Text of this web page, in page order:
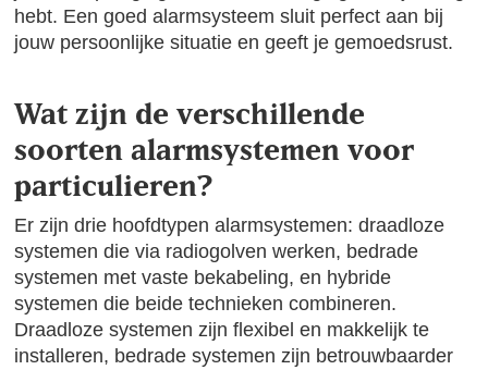
hebt. Een goed alarmsysteem sluit perfect aan bij
jouw persoonlijke situatie en geeft je gemoedsrust.
Wat zijn de verschillende
soorten alarmsystemen voor
particulieren?
Er zijn drie hoofdtypen alarmsystemen: draadloze
systemen die via radiogolven werken, bedrade
systemen met vaste bekabeling, en hybride
systemen die beide technieken combineren.
Draadloze systemen zijn flexibel en makkelijk te
installeren, bedrade systemen zijn betrouwbaarder